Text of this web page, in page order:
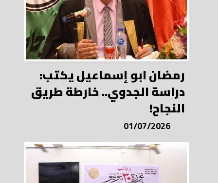
رمضان ابو إسماعيل يكتب:
دراسة الجدوي.. خارطة طريق
النجاح!
01/07/2026